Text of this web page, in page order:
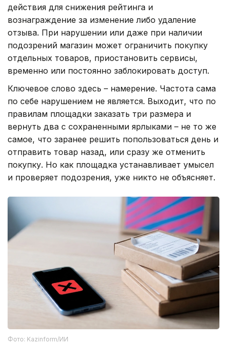
действия для снижения рейтинга и
вознаграждение за изменение либо удаление
отзыва. При нарушении или даже при наличии
подозрений магазин может ограничить покупку
отдельных товаров, приостановить сервисы,
временно или постоянно заблокировать доступ.
Ключевое слово здесь – намерение. Частота сама
по себе нарушением не является. Выходит, что по
правилам площадки заказать три размера и
вернуть два с сохраненными ярлыками – не то же
самое, что заранее решить попользоваться день и
отправить товар назад, или сразу же отменить
покупку. Но как площадка устанавливает умысел
и проверяет подозрения, уже никто не объясняет.
Фото: Kazinform/ИИ